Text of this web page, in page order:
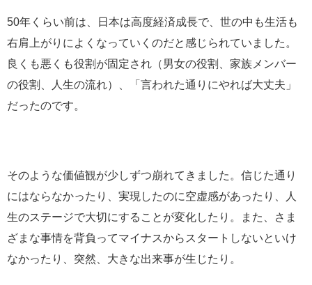
50年くらい前は、日本は高度経済成長で、世の中も生活も
右肩上がりによくなっていくのだと感じられていました。
良くも悪くも役割が固定され（男女の役割、家族メンバー
の役割、人生の流れ）、「言われた通りにやれば大丈夫」
だったのです。
そのような価値観が少しずつ崩れてきました。信じた通り
にはならなかったり、実現したのに空虚感があったり、人
生のステージで大切にすることが変化したり。また、さま
ざまな事情を背負ってマイナスからスタートしないといけ
なかったり、突然、大きな出来事が生じたり。